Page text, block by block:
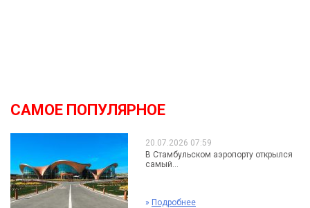
САМОЕ ПОПУЛЯРНОЕ
20.07.2026 07:59
В Стамбульском аэропорту открылся
самый...
» Подробнее